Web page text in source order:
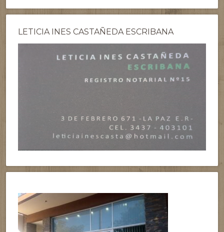
LETICIA INES CASTAÑEDA ESCRIBANA